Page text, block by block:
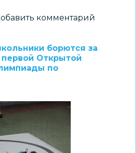
комментарий
борются за
Открытой
по